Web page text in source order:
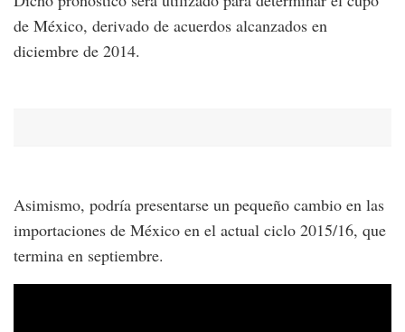
de México, derivado de acuerdos alcanzados en
diciembre de 2014.
Asimismo, podría presentarse un pequeño cambio en las
importaciones de México en el actual ciclo 2015/16, que
termina en septiembre.